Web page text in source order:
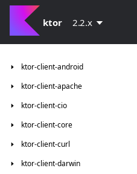
ktor 2.2.x
ktor-client-android
ktor-client-apache
ktor-client-cio
ktor-client-core
ktor-client-curl
ktor-client-darwin